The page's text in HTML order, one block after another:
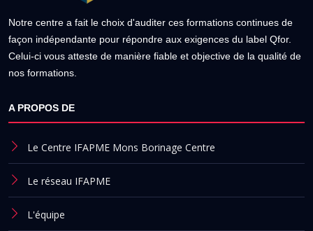
Notre centre a fait le choix d'auditer ces formations continues de
façon indépendante pour répondre aux exigences du label Qfor.
Celui-ci vous atteste de manière fiable et objective de la qualité de
nos formations.
A PROPOS DE
Le Centre IFAPME Mons Borinage Centre
Le réseau IFAPME
L'équipe